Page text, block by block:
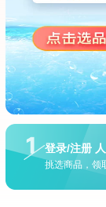
比
￥9.84
相
￥
登录/注册
挑选商品，领